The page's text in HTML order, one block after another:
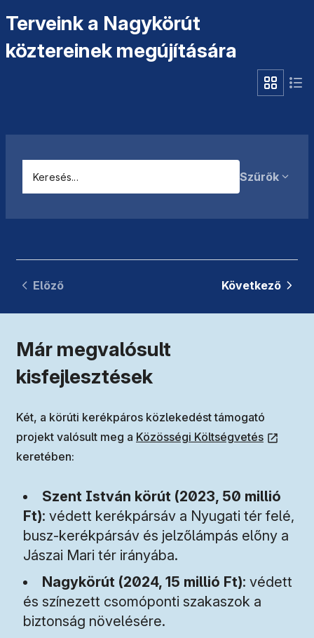
Terveink a Nagykörút
köztereinek megújítására
Szűrők
Előző Következő
Már megvalósult
kisfejlesztések
Két, a körúti kerékpáros közlekedést támogató
projekt valósult meg a (új ablakban nyílik meg)
Közösségi Költségvetés
keretében:
Szent István körút (2023, 50 millió
Ft): védett kerékpársáv a Nyugati tér felé,
busz-kerékpársáv és jelzőlámpás előny a
Jászai Mari tér irányába.
Nagykörút (2024, 15 millió Ft): védett
és színezett csomóponti szakaszok a
biztonság növelésére.